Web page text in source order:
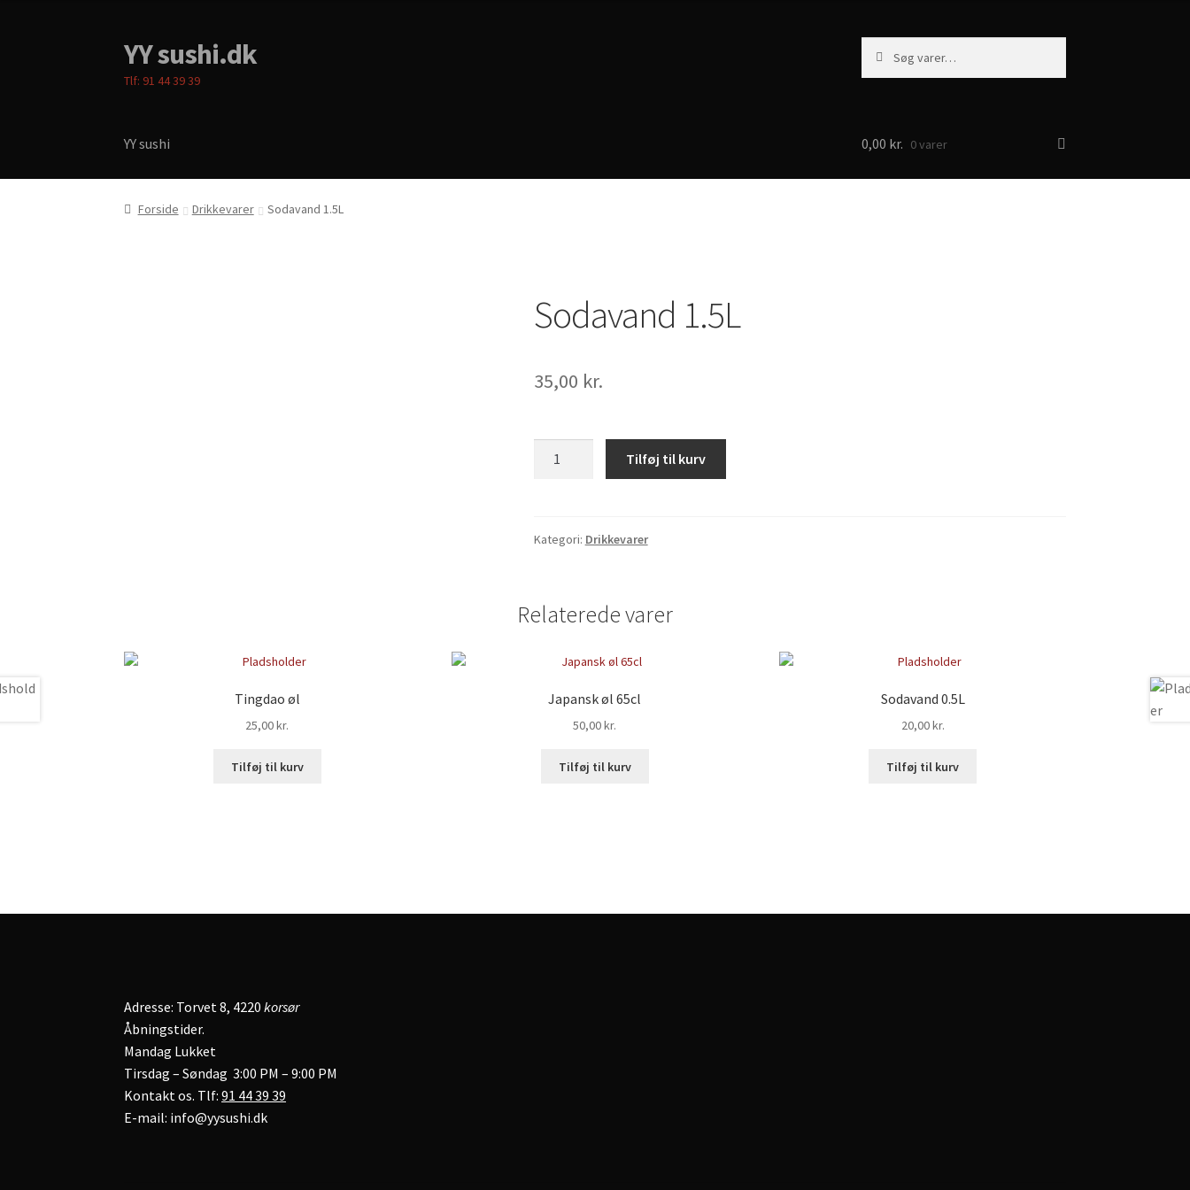
Spring
til
navigation
Spring
til
indhold
YY sushi.dk
Tlf: 91 44 39 39
efter:
YY sushi
Forside Cart Checkout Menukort My account
0,00 kr. 0 varer
Forside Drikkevarer Sodavand 1.5L
Sodavand 1.5L
35,00 kr.
Tilføj til kurv
Kategori: Drikkevarer
Relaterede varer
Tingdao øl
25,00kr.
Tilføj til kurv
Japansk øl 65cl
50,00kr.
Tilføj til kurv
Sodavand 0.5L
20,00kr.
Tilføj til kurv
Adresse: Torvet 8, 4220korsør
Åbningstider.
Mandag Lukket
Tirsdag – Søndag 3:00 PM – 9:00 PM
Kontakt os. Tlf:91 44 39 39
E-mail: info@yysushi.dk